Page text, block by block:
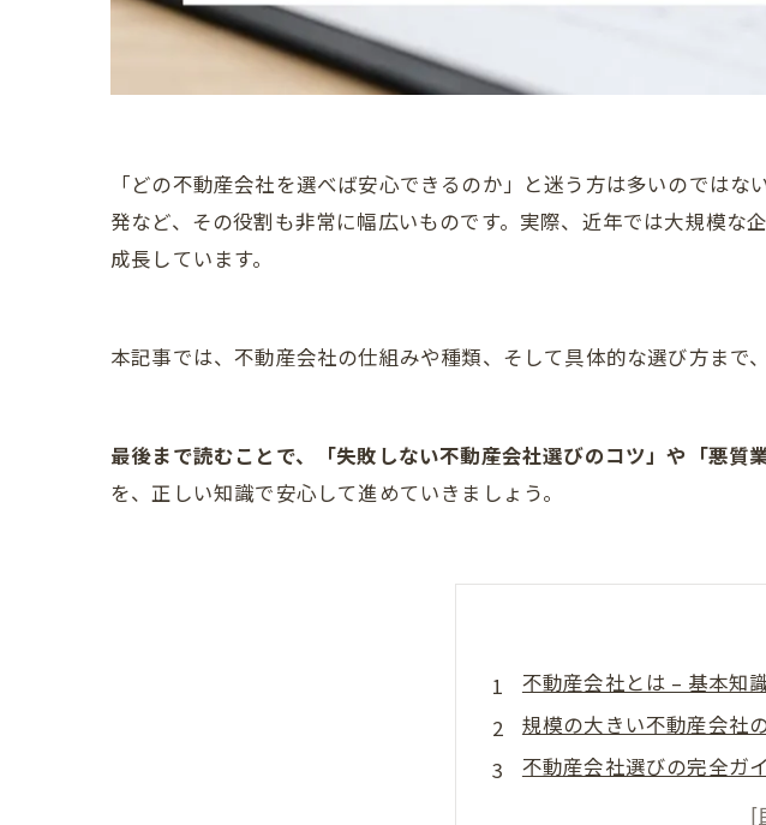
「どの不動産会社を選べば安心できるのか」と迷う方は多いのでは
発など、その役割も非常に幅広いものです。実際、近年では大規模
成長しています。
本記事では、不動産会社の仕組みや種類、そして具体的な選び方まで
最後まで読むことで、「失敗しない不動産会社選びのコツ」や「悪質
を、正しい知識で安心して進めていきましょう。
不動産会社とは – 基本知
規模の大きい不動産会社
不動産会社選びの完全ガ
不動産会社に関する注意